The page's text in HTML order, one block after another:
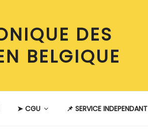
DES
BELGIQUE
➤ CGU 📌 SERVICE INDEPENDANT